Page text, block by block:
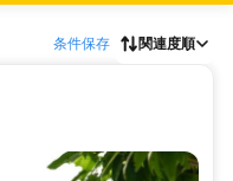
条件保存 関連度順